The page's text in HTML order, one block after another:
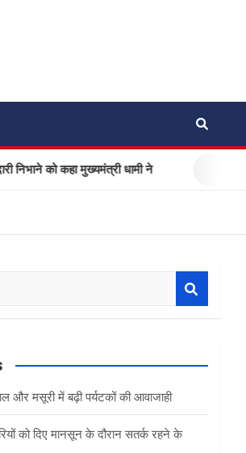
मुख्यमंत्री धामी ने
और मसूरी में बढ़ी पर्यटकों की आवाजाही
को दिए मानसून के दौरान सतर्क रहने के